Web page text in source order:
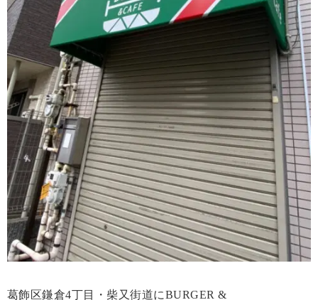
葛飾区鎌倉4丁目・柴又街道にBURGER &